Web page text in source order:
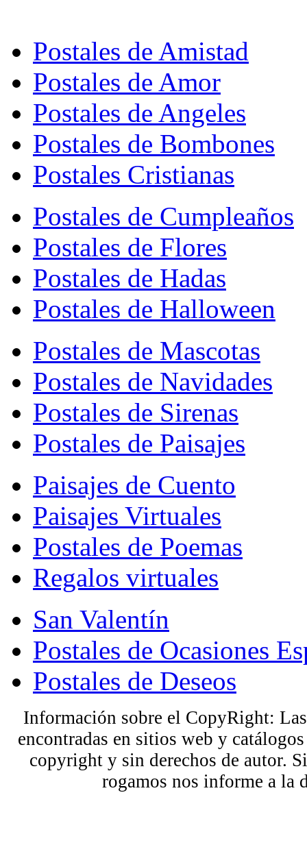
Postales de Amistad
Postales de Amor
Postales de Angeles
Postales de Bombones
Postales Cristianas
Postales de Cumpleaños
Postales de Flores
Postales de Hadas
Postales de Halloween
Postales de Mascotas
Postales de Navidades
Postales de Sirenas
Postales de Paisajes
Paisajes de Cuento
Paisajes Virtuales
Postales de Poemas
Regalos virtuales
San Valentín
Postales de Ocasiones
Postales de Deseos
Información sobre el CopyRight:
encontradas en sitios web y
copyright y sin derechos de autor.
rogamos nos informe a la